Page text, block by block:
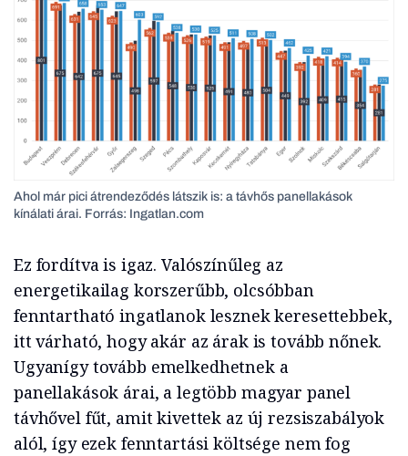
Ahol már pici átrendeződés látszik is: a távhős panellakások
kínálati árai. Forrás: Ingatlan.com
Ez fordítva is igaz. Valószínűleg az
energetikailag korszerűbb, olcsóbban
fenntartható ingatlanok lesznek keresettebbek,
itt várható, hogy akár az árak is tovább nőnek.
Ugyanígy tovább emelkedhetnek a
panellakások árai, a legtöbb magyar panel
távhővel fűt, amit kivettek az új rezsiszabályok
alól, így ezek fenntartási költsége nem fog